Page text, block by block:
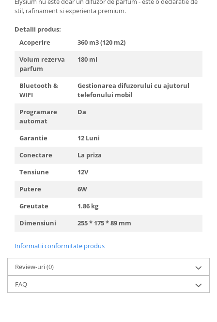
stil, rafinament si experienta premium.
Detalii produs:
Acoperire
360 m3 (120 m2)
Volum rezerva
parfum
180 ml
Bluetooth &
WIFI
Gestionarea difuzorului cu ajutorul
telefonului mobil
Programare
automat
Da
Garantie
12 Luni
Conectare
La priza
Tensiune
12V
Putere
6W
Greutate
1.86 kg
Dimensiuni
255 * 175 * 89 mm
Informatii conformitate produs
Review-uri(0)
FAQ